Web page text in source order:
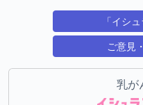
「イシ
ご意見
乳が